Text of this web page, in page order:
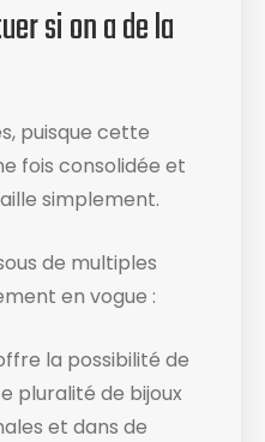
si on a de la
puisque cette
fois consolidée et
simplement.
de multiples
en vogue :
la possibilité de
pluralité de bijoux
et dans de